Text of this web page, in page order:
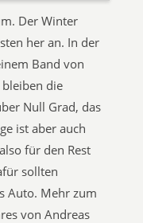
Der Winter
her an. In der
Band von
die
Null Grad, das
ist aber auch
für den Rest
sollten
Auto. Mehr zum
von Andreas